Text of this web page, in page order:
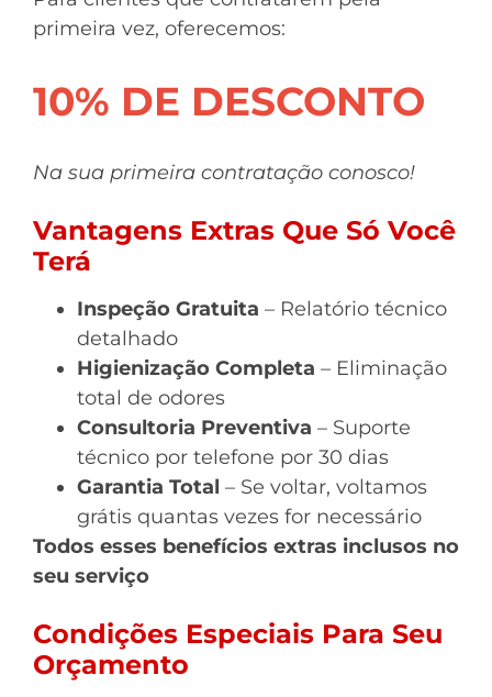
primeira vez, oferecemos:
10% DE DESCONTO
Na sua primeira contratação conosco!
Vantagens Extras Que Só Você
Terá
Inspeção Gratuita – Relatório técnico
detalhado
Higienização Completa – Eliminação
total de odores
Consultoria Preventiva – Suporte
técnico por telefone por 30 dias
Garantia Total – Se voltar, voltamos
grátis quantas vezes for necessário
Todos esses benefícios extras inclusos no
seu serviço
Condições Especiais Para Seu
Orçamento